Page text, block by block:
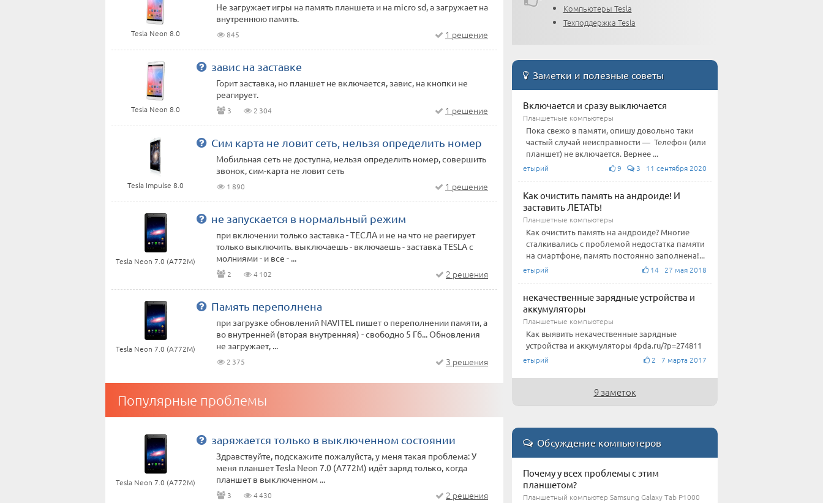
Tesla Neon 8.0
Не загружает игры на память планшета и на micro sd, а загружает на
внутреннюю память.
845 1 решение
Tesla Neon 8.0
завис на заставке
Горит заставка, но планшет не включается, завис, на кнопки не
реагирует.
3 2 304 1 решение
Tesla Impulse 8.0
Сим карта не ловит сеть, нельзя определить номер
Мобильная сеть не доступна, нельзя определить номер, совершить
звонок, сим-карта не ловит сеть
1 890 1 решение
Tesla Neon 7.0 (A772M)
не запускается в нормальный режим
при включении только заставка - ТЕСЛА и не на что не раегирует
только выключить. выключаешь - включаешь - заставка TESLA с
молниями - и все - ...
2 4 102 2 решения
Tesla Neon 7.0 (A772M)
Память переполнена
при загрузке обновлений NAVITEL пишет о переполнении памяти, а
во внутренней (вторая внутренняя) - свободно 5 Гб... Обновления
не загружает, ...
2 375 3 решения
Популярные проблемы
Tesla Neon 7.0 (A772M)
заряжается только в выключенном состоянии
Здравствуйте, подскажите пожалуйста, у меня такая проблема: У
меня планшет Tesla Neon 7.0 (A772M) идёт заряд только, когда
планшет в выключенном ...
3 4 430 2 решения
Компьютеры Tesla
Техподдержка Tesla
Заметки и полезные советы
Включается и сразу выключается
Планшетные компьютеры
Пока свежо в памяти, опишу довольно таки
частый случай неисправности — Телефон (или
планшет) не включается. Вернее ...
етырий 9 3 11 сентября 2020
Как очистить память на андроиде! И
заставить ЛЕТАТЬ!
Планшетные компьютеры
Как очистить память на андроиде? Многие
сталкивались с проблемой недостатка памяти
на смартфоне, память постоянно заполнена!...
етырий 14 27 мая 2018
некачественные зарядные устройства и
аккумуляторы
Планшетные компьютеры
Как выявить некачественные зарядные
устройства и аккумуляторы 4pda.ru/?p=274811
етырий 2 7 марта 2017
9 заметок
Обсуждение компьютеров
Почему у всех проблемы с этим
планшетом?
Планшетный компьютер Samsung Galaxy Tab P1000